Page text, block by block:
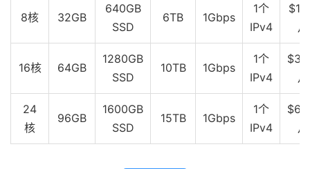
8核 32GB
640GB
SSD
6TB 1Gbps
1个
IPv4
月
16核 64GB
1280GB
SSD
10TB 1Gbps
1个
IPv4
月
24
核
96GB
1600GB
SSD
15TB 1Gbps
1个
IPv4
月